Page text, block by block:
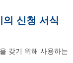
신청 서식
갖기 위해 사용하는